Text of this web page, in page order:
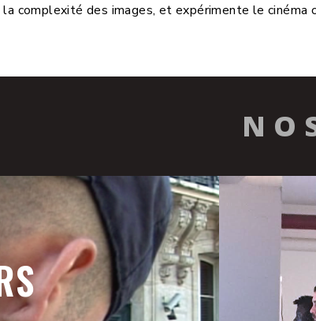
la complexité des images, et expérimente le